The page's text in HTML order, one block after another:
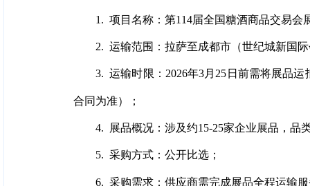
1. 项目名称：第114届全国糖酒商品交易会
2. 运输范围：拉萨至成都市（世纪城新国
3. 运输时限：2026年3月25日前需将展品
合同为准）；
4. 展品概况：涉及约15-25家企业展品，品
5. 采购方式：公开比选；
6. 采购需求：供应商需完成展品全程运输